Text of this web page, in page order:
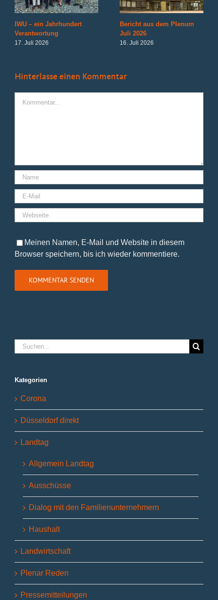
IWU – ein Jahrhundert
Verantwortung
17. Juli 2026
Bericht aus dem Plenum
Juli 2026
16. Juli 2026
Hinterlasse einen Kommentar
Meinen Namen, E-Mail und Website in diesem
Browser speichern, bis ich wieder kommentiere.
Suche
nach:
Kategorien
Corona
Düsseldorf direkt
Landtag
Allgemein Landtag
Ausschüsse
Dialog mit den Familienunternehmern
Haushalt
Landwirtschaft
Plenar Reden
Pressemitteilungen